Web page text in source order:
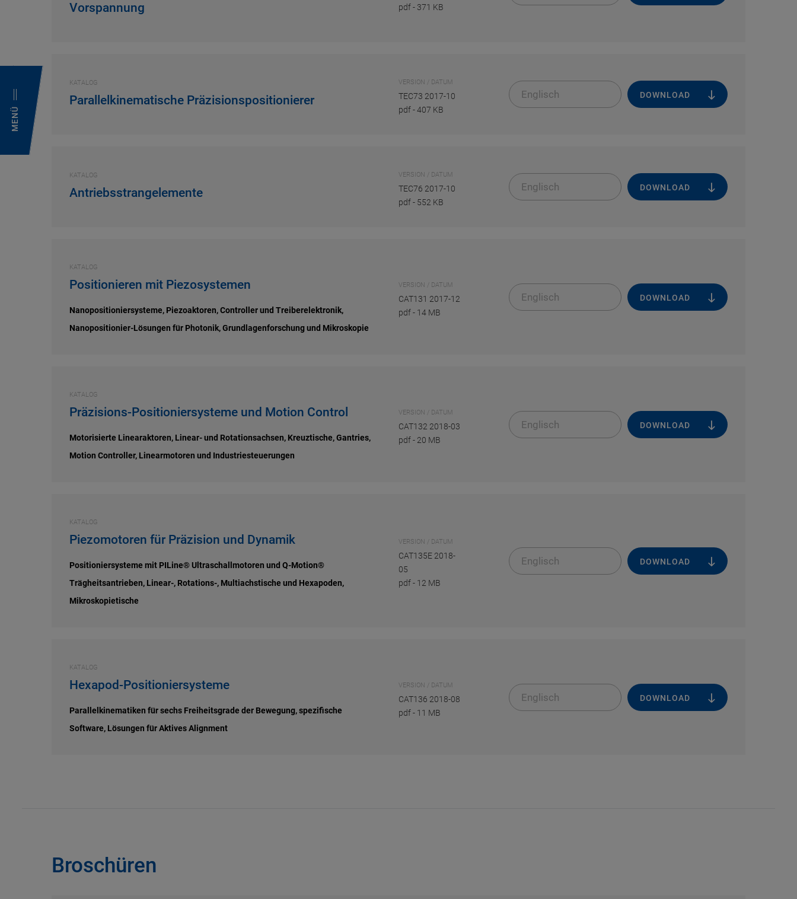
MENÜ
Vorspannung
pdf- 371 KB
KATALOG
Parallelkinematische Präzisionspositionierer
VERSION / DATUM
TEC73 2017-10
pdf-407 KB
Englisch DOWNLOAD
KATALOG
Antriebsstrangelemente
VERSION / DATUM
TEC76 2017-10
pdf- 552 KB
Englisch DOWNLOAD
KATALOG
Positionieren mit Piezosystemen
Nanopositioniersysteme, Piezoaktoren, Controller und Treiberelektronik,
Nanopositionier-Lösungen für Photonik, Grundlagenforschung und Mikroskopie
VERSION / DATUM
CAT131 2017-12
pdf- 14 MB
Englisch DOWNLOAD
KATALOG
Präzisions-Positioniersysteme und Motion Control
Motorisierte Linearaktoren, Linear- und Rotationsachsen, Kreuztische, Gantries,
Motion Controller, Linearmotoren und Industriesteuerungen
VERSION / DATUM
CAT132 2018-03
pdf- 20 MB
Englisch DOWNLOAD
KATALOG
Piezomotoren für Präzision und Dynamik
Positioniersysteme mit PILine® Ultraschallmotoren und Q-Motion®
Trägheitsantrieben, Linear-, Rotations-, Multiachstische und Hexapoden,
Mikroskopietische
VERSION / DATUM
CAT135E 2018-
05
pdf- 12 MB
Englisch DOWNLOAD
KATALOG
Hexapod-Positioniersysteme
Parallelkinematiken für sechs Freiheitsgrade der Bewegung, spezifische
Software, Lösungen für Aktives Alignment
VERSION / DATUM
CAT136 2018-08
pdf- 11 MB
Englisch DOWNLOAD
Broschüren